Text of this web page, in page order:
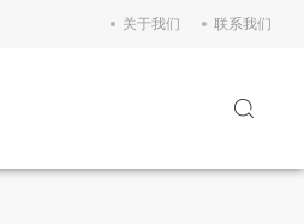
关于我们 联系我们